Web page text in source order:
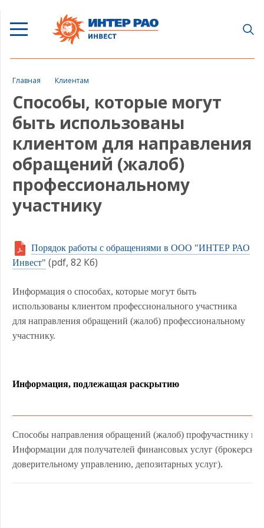
Главная Клиентам
Способы, которые могут
быть использованы
клиентом для направления
обращений (жалоб)
профессиональному
участнику
Порядок работы с обращениями в ООО "ИНТЕР РАО
Инвест" (pdf, 82 Кб)
Информация о способах, которые могут быть
использованы клиентом профессионального участника
для направления обращений (жалоб) профессиональному
участнику.
Информация, подлежащая раскрытию
Способы направления обращений (жалоб) профучастнику
Информации для получателей финансовых услуг (брокерских
доверительному управлению, депозитарных услуг).